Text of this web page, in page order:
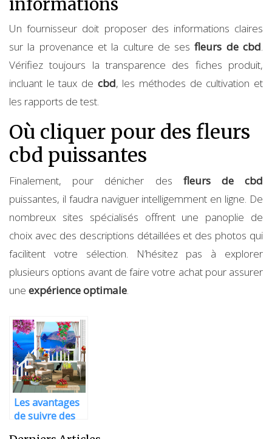
Un fournisseur doit proposer des informations claires
sur la provenance et la culture de sesfleurs de cbd.
Vérifiez toujours la transparence des fiches produit,
incluant le taux de cbd, les méthodes de cultivation et
les rapports de test.
Où cliquer pour des fleurs
cbd puissantes
Finalement, pour dénicher des fleurs de cbd
puissantes, il faudra naviguer intelligemment en ligne. De
nombreux sites spécialisés offrent une panoplie de
choix avec des descriptions détaillées et des photos qui
facilitent votre sélection. N’hésitez pas à explorer
plusieurs options avant de faire votre achat pour assurer
une expérience optimale.
Les avantages
de suivre des